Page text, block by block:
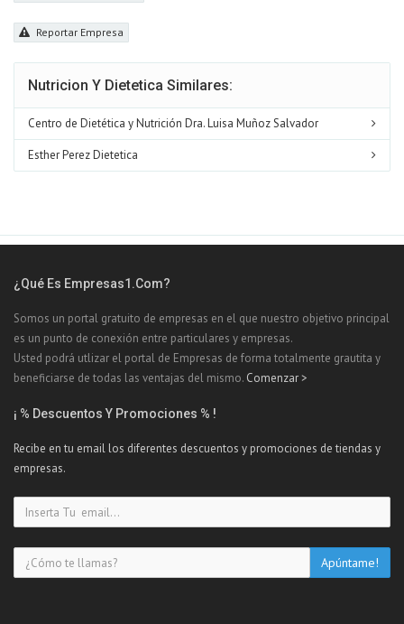
Reportar Empresa
Nutricion Y Dietetica Similares:
Centro de Dietética y Nutrición Dra. Luisa Muñoz Salvador
Esther Perez Dietetica
¿Qué Es Empresas1.com?
Somos un portal gratuito de empresas en el que nuestro objetivo principal
es un punto de conexión entre particulares y empresas.
Usted podrá utlizar el portal de Empresas de forma totalmente grautita y
beneficiarse de todas las ventajas del mismo. Comenzar >
¡ % Descuentos Y Promociones % !
Recibe en tu email los diferentes descuentos y promociones de tiendas y
empresas.